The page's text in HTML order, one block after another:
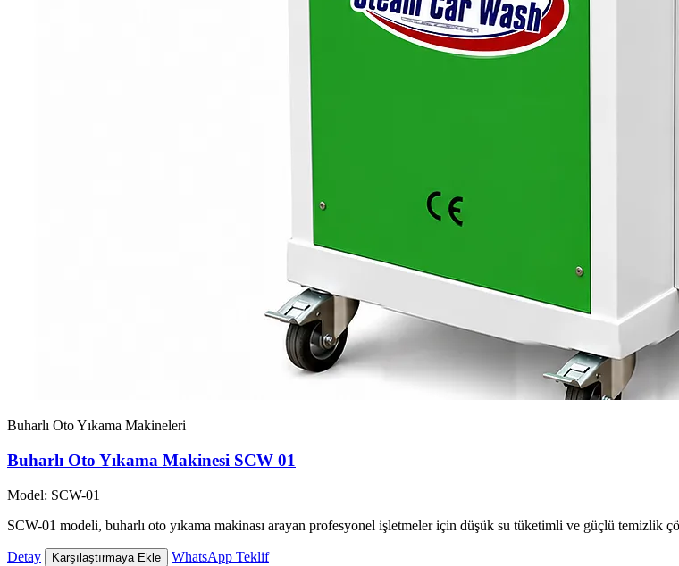
Buharlı Oto Yıkama Makineleri
Buharlı Oto Yıkama Makinesi SCW 01
Model: SCW-01
SCW-01 modeli, buharlı oto yıkama makinası arayan profesyonel işletmeler için düşük su tüketimli ve güçlü temizlik
Detay Karşılaştırmaya Ekle WhatsApp Teklif